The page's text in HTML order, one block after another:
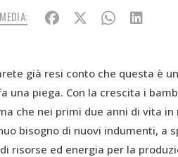
già resi conto che questa è
una piega. Con la crescita i
che nei primi due anni di vita
bisogno di nuovi indumenti, a
risorse ed energia per la